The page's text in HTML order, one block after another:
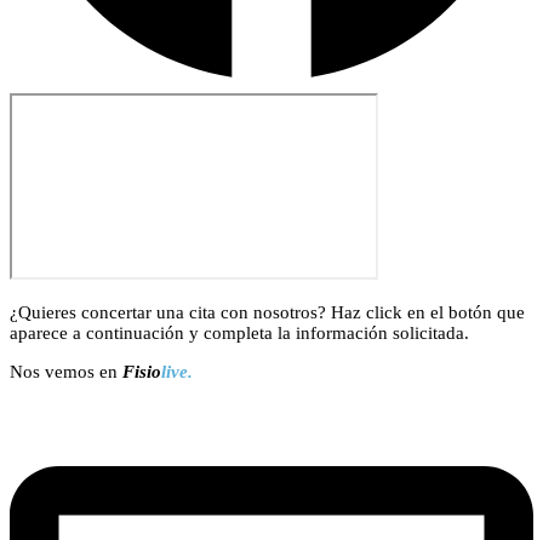
¿Quieres concertar una cita con nosotros? Haz click en el botón que
aparece a continuación y completa la información solicitada.
Nos vemos en Fisiolive.